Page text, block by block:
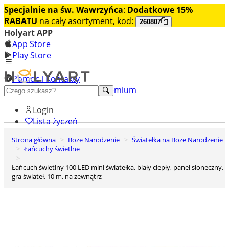
Specjalnie na św. Wawrzyńca: Dodatkowe 15%
RABATU na cały asortyment, kod: 260807
Holyart APP
App Store
Play Store
Pomoc i Kontakty
+48 222 922 860
Odkryj premium
Login
Lista życzeń
0
Koszyk
Strona główna Boże Narodzenie
Światełka na Boże Narodzenie
Łańcuchy świetlne
Łańcuch świetlny 100 LED mini światełka, biały ciepły, panel słoneczny,
gra świateł, 10 m, na zewnątrz